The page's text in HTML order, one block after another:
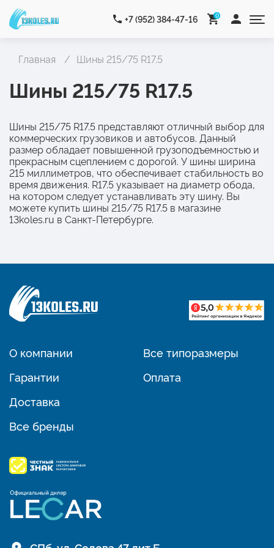
+7 (952) 384-47-16 0
Главная Шины 215/75 R17.5
Шины 215/75 R17.5
Шины 215/75 R17.5 представляют отличный выбор для
коммерческих грузовиков и автобусов. Данный
размер обладает повышенной грузоподъемностью и
прекрасным сцеплением с дорогой. У шины ширина
215 миллиметров, что обеспечивает стабильность во
время движения. R17.5 указывает на диаметр обода,
на котором следует устанавливать эту шину. Вы
можете купить шины 215/75 R17.5 в магазине
13koles.ru в Санкт-Петербурге.
О компании
Гарантии
Доставка
Все бренды
Все типоразмеры
Оплата